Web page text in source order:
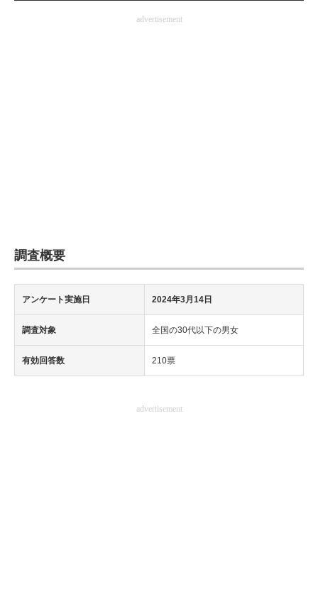
ちょっと気になるネットの話題
advertisement
調査概要
アンケート実施日 2024年3月14日
調査対象 全国の30代以下の男女
有効回答数 210票
advertisement